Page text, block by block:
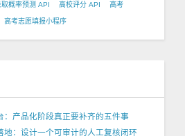
取概率预测 API 高校评分 API 高考
高考志愿填报小程序
：产品化阶段真正要补齐的五件事
地：设计一个可审计的人工复核闭环